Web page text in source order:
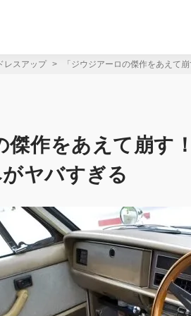
レスアップ 「ジウジアーロの傑作をあえて
傑作をあえて崩す
ヤバすぎる